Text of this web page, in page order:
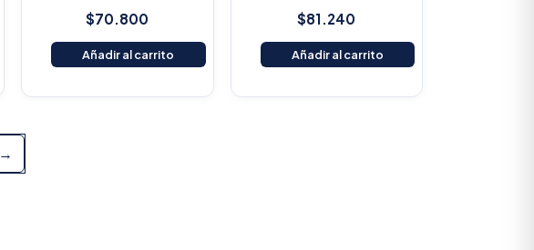
$70.800
Añadir al carrito
$81.240
Añadir al carrito
→